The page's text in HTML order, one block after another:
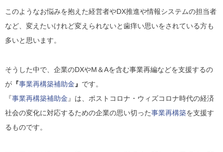
このようなお悩みを抱えた経営者やDX推進や情報システムの担当者
など、 変えたいけれど変えられないと歯痒い思いをされている方も
多いと思います。
そうした中で、企業のDXやM＆Aを含む事業再編などを支援するの
が 『事業再構築補助金 』 です。
『事業再構築補助金 』は、ポストコロナ・ウィズコロナ時代の経済
社会の変化に対応するための企業の思い切った事業再構築を支援す
るものです。